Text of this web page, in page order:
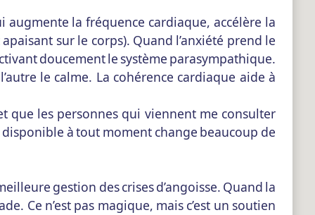
la fréquence cardiaque, accélère la
sur le corps). Quand l’anxiété prend le
doucement le système parasympathique.
le calme. La cohérence cardiaque aide à
que les personnes qui viennent me consulter
disponible à tout moment change beaucoup de
gestion des crises d’angoisse. Quand la
Ce n’est pas magique, mais c’est un soutien